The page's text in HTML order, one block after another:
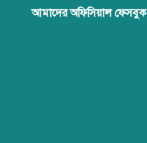
আমাদের অফিসিয়াল ফেসবুক